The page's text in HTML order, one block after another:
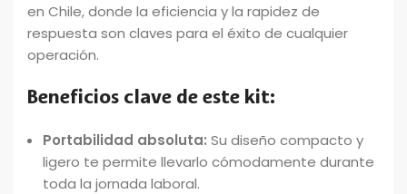
en Chile, donde la eficiencia y la rapidez de
respuesta son claves para el éxito de cualquier
operación.
Beneficios clave de este kit:
Portabilidad absoluta: Su diseño compacto y
ligero te permite llevarlo cómodamente durante
toda la jornada laboral.